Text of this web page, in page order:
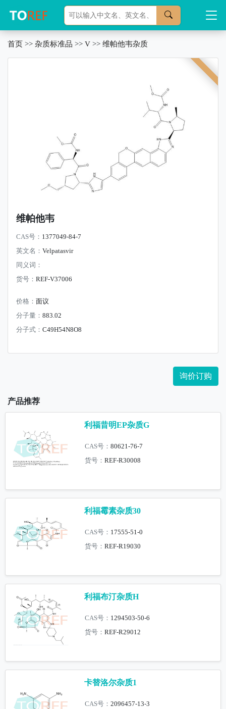
首页 >> 杂质标准品 >> V >> 维帕他韦杂质
维帕他韦
CAS号： 1377049-84-7
英文名： Velpatasvir
同义词：
货号： REF-V37006
价格： 面议
分子量： 883.02
分子式： C49H54N8O8
询价订购
产品推荐
利福昔明EP杂质G
CAS号：80621-76-7
货号：REF-R30008
利福霉素杂质30
CAS号： 17555-51-0
货号：REF-R19030
利福布汀杂质H
CAS号： 1294503-50-6
货号：REF-R29012
卡替洛尔杂质1
CAS号：2096457-13-3